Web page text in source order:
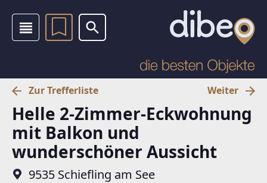
Zur Trefferliste Weiter
Helle 2-Zimmer-Eckwohnung
mit Balkon und
wunderschöner Aussicht
9535 Schiefling am See